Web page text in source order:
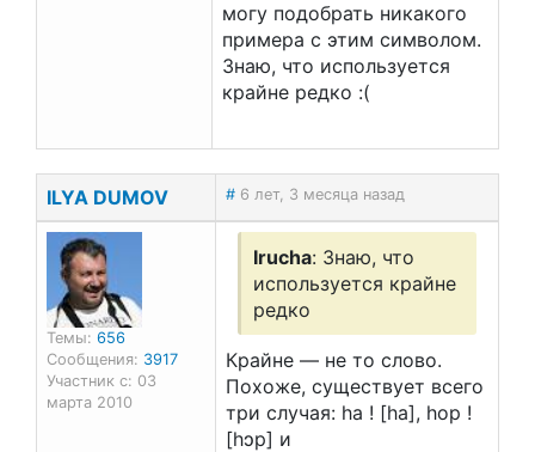
могу подобрать никакого
примера с этим символом.
Знаю, что используется
крайне редко :(
ILYA DUMOV # 6 лет, 3 месяца назад
Темы: 656
Сообщения: 3917
Участник с: 03
марта 2010
Irucha: Знаю, что
используется крайне
редко
Крайне — не то слово.
Похоже, существует всего
три случая: ha ! [ha], hop !
[hɔp] и